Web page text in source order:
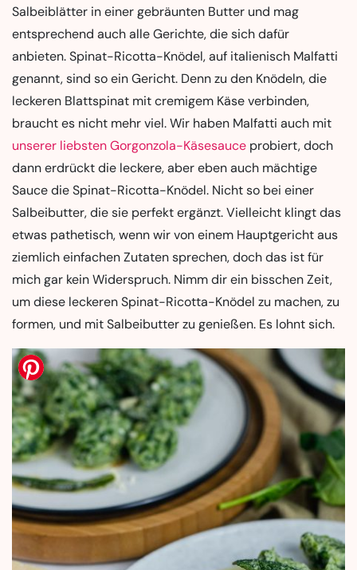
Salbeiblätter in einer gebräunten Butter und mag
entsprechend auch alle Gerichte, die sich dafür
anbieten. Spinat-Ricotta-Knödel, auf italienisch Malfatti
genannt, sind so ein Gericht. Denn zu den Knödeln, die
leckeren Blattspinat mit cremigem Käse verbinden,
braucht es nicht mehr viel. Wir haben Malfatti auch mit
unserer liebsten Gorgonzola-Käsesauce probiert, doch
dann erdrückt die leckere, aber eben auch mächtige
Sauce die Spinat-Ricotta-Knödel. Nicht so bei einer
Salbeibutter, die sie perfekt ergänzt. Vielleicht klingt das
etwas pathetisch, wenn wir von einem Hauptgericht aus
ziemlich einfachen Zutaten sprechen, doch das ist für
mich gar kein Widerspruch. Nimm dir ein bisschen Zeit,
um diese leckeren Spinat-Ricotta-Knödel zu machen, zu
formen, und mit Salbeibutter zu genießen. Es lohnt sich.